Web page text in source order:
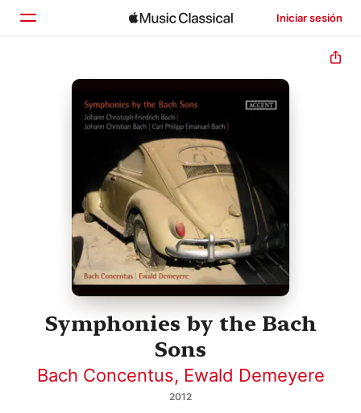
Iniciar sesión
Inicio
Explorar
Symphonies by the Bach
Sons
Bach Concentus, Ewald Demeyere
2012